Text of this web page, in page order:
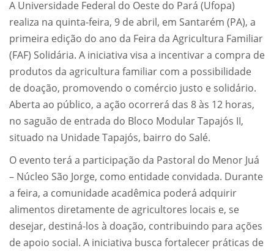
A Universidade Federal do Oeste do Pará (Ufopa)
realiza na quinta-feira, 9 de abril, em Santarém (PA), a
primeira edição do ano da Feira da Agricultura Familiar
(FAF) Solidária. A iniciativa visa a incentivar a compra de
produtos da agricultura familiar com a possibilidade
de doação, promovendo o comércio justo e solidário.
Aberta ao público, a ação ocorrerá das 8 às 12 horas,
no saguão de entrada do Bloco Modular Tapajós II,
situado na Unidade Tapajós, bairro do Salé.
O evento terá a participação da Pastoral do Menor Juá
– Núcleo São Jorge, como entidade convidada. Durante
a feira, a comunidade acadêmica poderá adquirir
alimentos diretamente de agricultores locais e, se
desejar, destiná-los à doação, contribuindo para ações
de apoio social. A iniciativa busca fortalecer práticas de